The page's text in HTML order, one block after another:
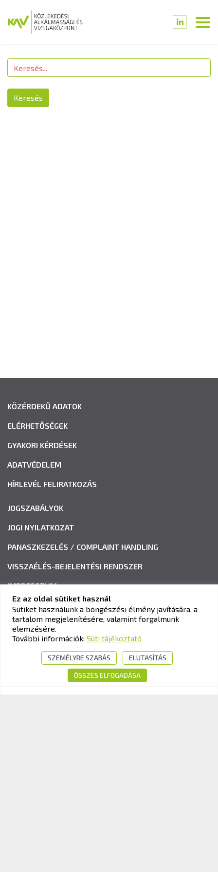
Keresés
KÖZÉRDEKŰ ADATOK
ELÉRHETŐSÉGEK
GYAKORI KÉRDÉSEK
ADATVÉDELEM
HÍRLEVÉL FELIRATKOZÁS
JOGSZABÁLYOK
JOGI NYILATKOZAT
PANASZKEZELÉS / COMPLAINT HANDLING
VISSZAÉLÉS-BEJELENTÉSI RENDSZER
IMPRESSZUM
KAV KÖZLEKEDÉSI ALKALMASSÁGI ÉS VIZSGAKÖZPONT
Cím:1033 Budapest, Polgár utca 8-10.
+36-1-510-0101
info@kavk.hu
Ez az oldal sütiket használ
Sütiket használunk a böngészési élmény javítására, a
tartalom megjelenítésére, valamint forgalmunk
elemzésére.
További információk: Süti tájékoztató
SZEMÉLYRE SZABÁS ELUTASÍTÁS
ÖSSZES ELFOGADÁSA